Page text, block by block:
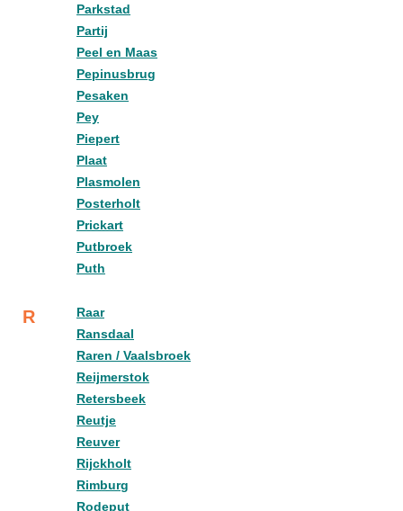
Parkstad
Partij
Peel en Maas
Pepinusbrug
Pesaken
Pey
Piepert
Plaat
Plasmolen
Posterholt
Prickart
Putbroek
Puth
R
Raar
Ransdaal
Raren / Vaalsbroek
Reijmerstok
Retersbeek
Reutje
Reuver
Rijckholt
Rimburg
Rodeput